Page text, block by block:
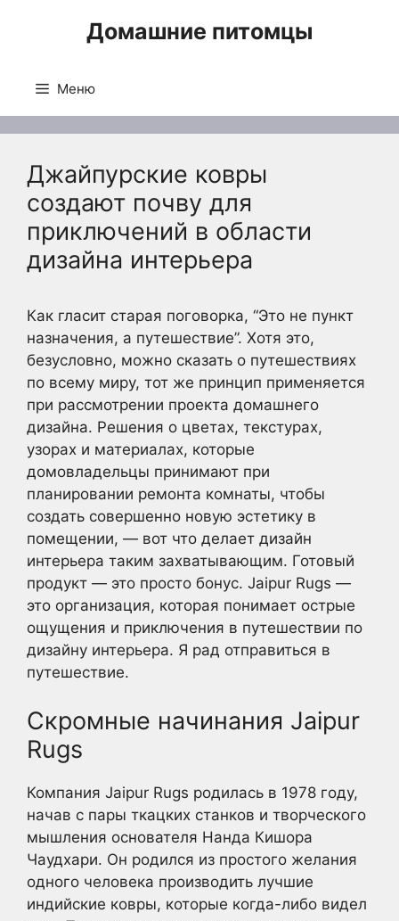
Домашние питомцы
Меню
Джайпурские ковры
создают почву для
приключений в области
дизайна интерьера
Как гласит старая поговорка, “Это не пункт
назначения, а путешествие”. Хотя это,
безусловно, можно сказать о путешествиях
по всему миру, тот же принцип применяется
при рассмотрении проекта домашнего
дизайна. Решения о цветах, текстурах,
узорах и материалах, которые
домовладельцы принимают при
планировании ремонта комнаты, чтобы
создать совершенно новую эстетику в
помещении, — вот что делает дизайн
интерьера таким захватывающим. Готовый
продукт — это просто бонус. Jaipur Rugs —
это организация, которая понимает острые
ощущения и приключения в путешествии по
дизайну интерьера. Я рад отправиться в
путешествие.
Скромные начинания Jaipur
Rugs
Компания Jaipur Rugs родилась в 1978 году,
начав с пары ткацких станков и творческого
мышления основателя Нанда Кишора
Чаудхари. Он родился из простого желания
одного человека производить лучшие
индийские ковры, которые когда-либо видел